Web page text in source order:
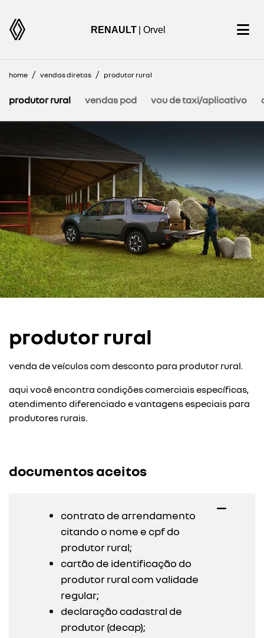
RENAULT | Orvel
home vendas diretas produtor rural
vendas pcd vou de taxi/aplicativo
produtor rural
produtor rural
venda de veículos com desconto para produtor rural.
aqui você encontra condições comerciais específicas,
atendimento diferenciado e vantagens especiais para
produtores rurais.
documentos aceitos
contrato de arrendamento
citando o nome e cpf do
produtor rural;
cartão de identificação do
produtor rural com validade
regular;
declaração cadastral de
produtor (decap);